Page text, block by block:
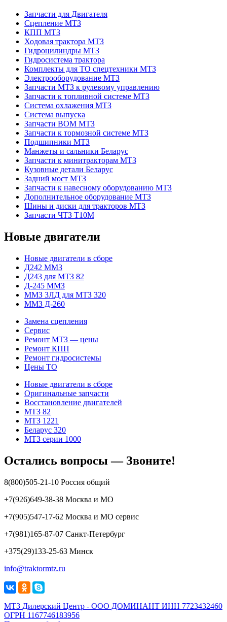
Запчасти для Двигателя
Сцепление МТЗ
КПП МТЗ
Ходовая трактора МТЗ
Гидроцилиндры МТЗ
Гидросистема трактора
Комплекты для ТО спецтехники МТЗ
Электрооборудование МТЗ
Запчасти МТЗ к рулевому управлению
Запчасти к топливной системе МТЗ
Система охлажения МТЗ
Система выпуска
Запчасти ВОМ МТЗ
Запчасти к тормозной системе МТЗ
Подшипники МТЗ
Манжеты и сальники Беларус
Запчасти к минитракторам МТЗ
Кузовные детали Беларус
Задний мост МТЗ
Запчасти к навесному оборудованию МТЗ
Дополнительное оборудование МТЗ
Шины и диски для тракторов МТЗ
Запчасти ЧТЗ Т10М
Новые двигатели
Новые двигатели в сборе
Д242 ММЗ
Д243 для МТЗ 82
Д-245 ММЗ
ММЗ 3ЛД для МТЗ 320
ММЗ Д-260
Замена сцепления
Сервис
Ремонт МТЗ — цены
Ремонт КПП
Ремонт гидросистемы
Цены ТО
Новые двигатели в сборе
Оригинальные запчасти
Восстановление двигателей
МТЗ 82
МТЗ 1221
Беларус 320
МТЗ серии 1000
Остались вопросы — Звоните!
8(800)505-21-10 Россия общий
+7(926)649-38-38 Москва и МО
+7(905)547-17-62 Москва и МО сервис
+7(981)165-87-07 Санкт-Петербург
+375(29)133-25-63 Минск
info@traktormtz.ru
МТЗ Дилерский Центр - ООО ДОМИНАНТ ИНН 7723432460
ОГРН 1167746183956